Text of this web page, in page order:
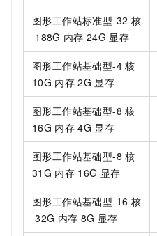
图形工作站标准型-32 核
188G 内存 24G 显存
图形工作站基础型-4 核
10G 内存 2G 显存
图形工作站基础型-8 核
16G 内存 4G 显存
图形工作站基础型-8 核
31G 内存 16G 显存
图形工作站基础型-16 核
32G 内存 8G 显存